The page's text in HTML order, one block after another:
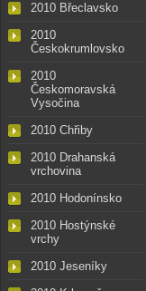
2010 Břeclavsko
2010
Českokrumlovsko
2010
Českomoravská
Vysočina
2010 Chřiby
2010 Drahanská
vrchovina
2010 Hodonínsko
2010 Hostýnské
vrchy
2010 Jeseníky